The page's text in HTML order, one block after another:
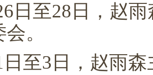
日至28日，赵
。
日至3日，赵雨